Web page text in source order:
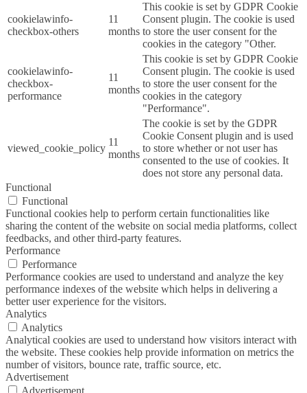
cookielawinfo-
checkbox-others
11
months
This cookie is set by GDPR Cookie
Consent plugin. The cookie is used
to store the user consent for the
cookies in the category "Other.
cookielawinfo-
checkbox-
performance
11
months
This cookie is set by GDPR Cookie
Consent plugin. The cookie is used
to store the user consent for the
cookies in the category
"Performance".
viewed_cookie_policy
11
months
The cookie is set by the GDPR
Cookie Consent plugin and is used
to store whether or not user has
consented to the use of cookies. It
does not store any personal data.
Functional
Functional
Functional cookies help to perform certain functionalities like
sharing the content of the website on social media platforms, collect
feedbacks, and other third-party features.
Performance
Performance
Performance cookies are used to understand and analyze the key
performance indexes of the website which helps in delivering a
better user experience for the visitors.
Analytics
Analytics
Analytical cookies are used to understand how visitors interact with
the website. These cookies help provide information on metrics the
number of visitors, bounce rate, traffic source, etc.
Advertisement